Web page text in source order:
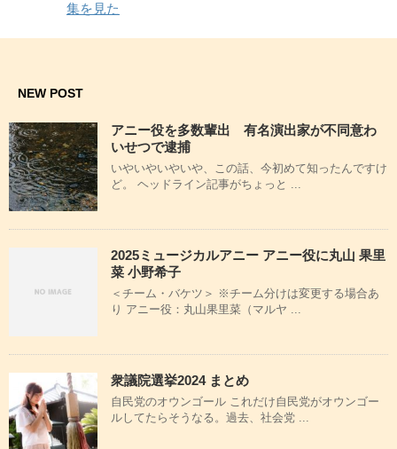
集を見た
NEW POST
アニー役を多数輩出 有名演出家が不同意わ
いせつで逮捕
いやいやいやいや、この話、今初めて知ったんですけ
ど。 ヘッドライン記事がちょっと ...
2025ミュージカルアニー アニー役に丸山 果里
菜 小野希子
＜チーム・バケツ＞ ※チーム分けは変更する場合あ
り アニー役：丸山果里菜（マルヤ ...
衆議院選挙2024 まとめ
自民党のオウンゴール これだけ自民党がオウンゴー
ルしてたらそうなる。過去、社会党 ...